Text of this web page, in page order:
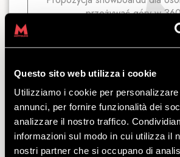
Questo sito web utilizza i cookie
Utilizziamo i cookie per
annunci, per fornire funzionalità dei
analizzare il nostro traffico.
informazioni sul modo in cui utilizza il
nostri partner che si occupano di
przeżywać góry w
z€26.00
SNOWBOARD
DOROSŁYCH